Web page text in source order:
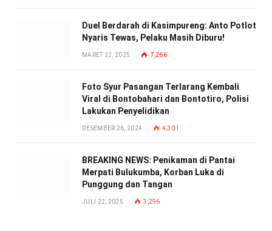
Duel Berdarah di Kasimpureng: Anto Potlot
Nyaris Tewas, Pelaku Masih Diburu!
MARET 22, 2025 7,266
Foto Syur Pasangan Terlarang Kembali
Viral di Bontobahari dan Bontotiro, Polisi
Lakukan Penyelidikan
DESEMBER 26, 2024 4,301
BREAKING NEWS: Penikaman di Pantai
Merpati Bulukumba, Korban Luka di
Punggung dan Tangan
JULI 22, 2025 3,296